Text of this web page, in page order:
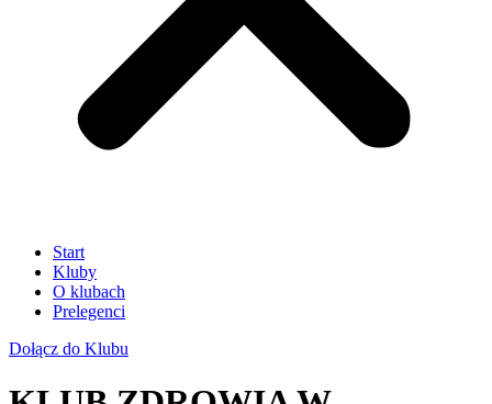
Start
Kluby
O klubach
Prelegenci
Dołącz do Klubu